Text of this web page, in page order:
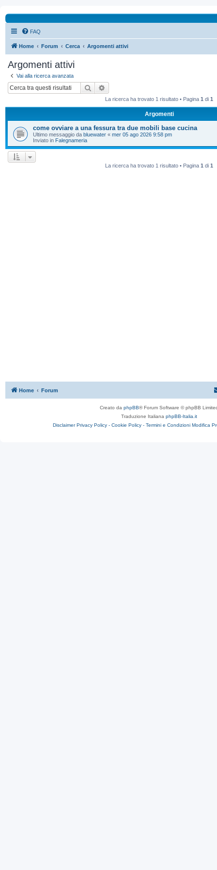
FAQ
Home Forum Cerca Argomenti attivi
Argomenti attivi
Vai alla ricerca avanzata
Cerca
La ricerca ha trovato 1 risultato • Pagina 1 di 1
Argomenti
come ovviare a una fessura tra due mobili base cucina
Ultimo messaggio da bluewater « mer 05 ago 2026 9:58 pm
Inviato in Falegnameria
La ricerca ha trovato 1 risultato • Pagina 1 di 1
Home Forum
Creato da phpBB® Forum Software © phpBB
Traduzione Italiana phpBB-Italia.it
Disclaimer Privacy Policy - Cookie Policy - Termini e Condizioni Modifica